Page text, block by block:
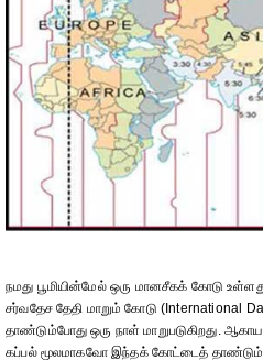
நமது பூமியின்மேல் ஒரு மானசீகக் கோடு
சர்வதேச தேதி மாறும் கோடு (International
தாண்டும்போது ஒரு நாள் மாறுபடுகிறது.
கப்பல் மூலமாகவோ இந்தக் கோட்டைத்